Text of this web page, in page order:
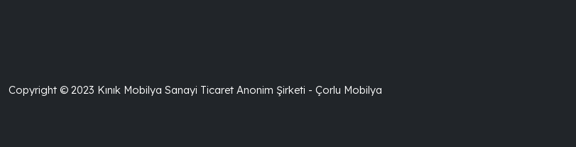
Copyright © 2023 Kınık Mobilya Sanayi Ticaret Anonim Şirketi - Çorlu Mobilya